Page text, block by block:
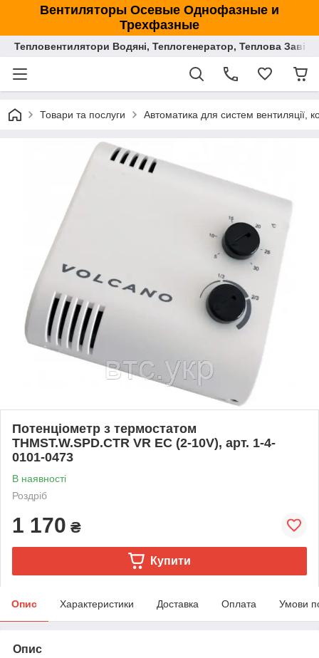
Вентиляторы Осевые Однофазные и
Трехфазные
Тепловентилятори Водяні, Теплогенератор, Теплова
Товари та послуги Автоматика для систем вентиляції,
Потенціометр з термостатом
THMST.W.SPD.CTR VR EC (2-10V), арт. 1-4-
0101-0473
В наявності
Роздріб
1 170 ₴
Купити
Опис Характеристики Доставка Оплата Умови
Опис